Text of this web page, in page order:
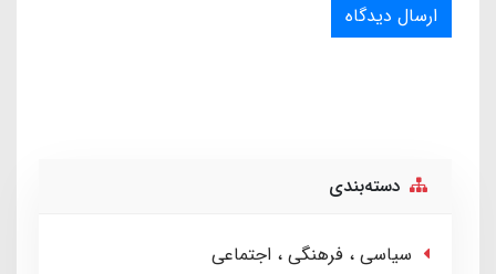
ارسال دیدگاه
دسته‌بندی
سیاسی ، فرهنگی ، اجتماعی